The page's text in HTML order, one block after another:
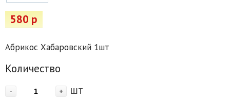
580 р
Абрикос Хабаровский 1шт
Количество
- + шт